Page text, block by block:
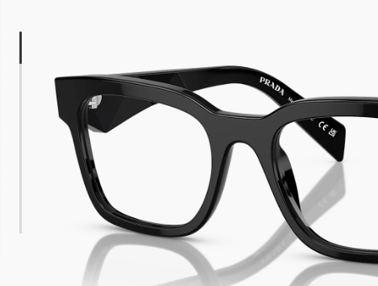
Spedizione sicura e gratuita, senza spesa minima